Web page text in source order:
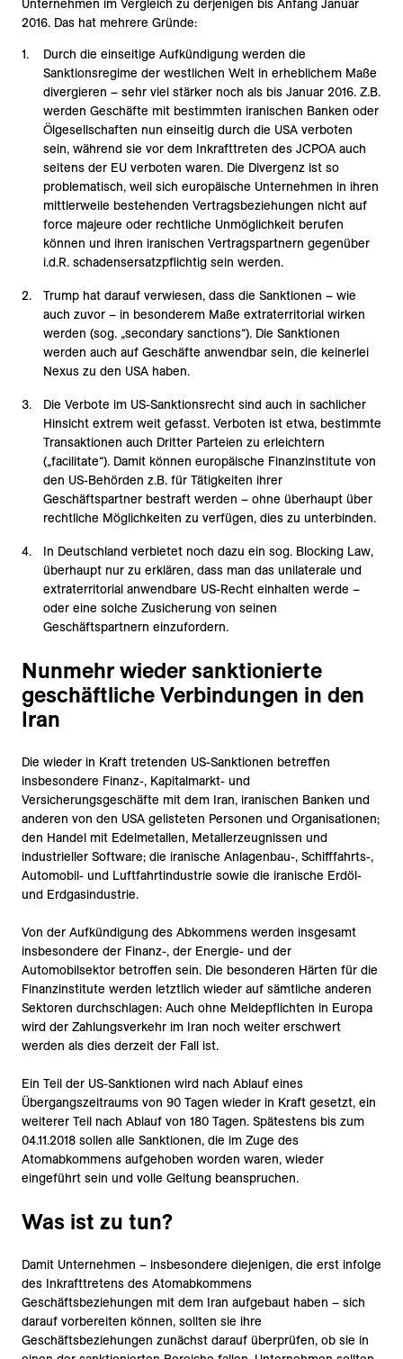
Unternehmen im Vergleich zu derjenigen bis Anfang Januar
2016. Das hat mehrere Gründe:
Durch die einseitige Aufkündigung werden die
Sanktionsregime der westlichen Welt in erheblichem Maße
divergieren – sehr viel stärker noch als bis Januar 2016. Z.B.
werden Geschäfte mit bestimmten iranischen Banken oder
Ölgesellschaften nun einseitig durch die USA verboten
sein, während sie vor dem Inkrafttreten des JCPOA auch
seitens der EU verboten waren. Die Divergenz ist so
problematisch, weil sich europäische Unternehmen in ihren
mittlerweile bestehenden Vertragsbeziehungen nicht auf
force majeure oder rechtliche Unmöglichkeit berufen
können und ihren iranischen Vertragspartnern gegenüber
i.d.R. schadensersatzpflichtig sein werden.
Trump hat darauf verwiesen, dass die Sanktionen – wie
auch zuvor – in besonderem Maße extraterritorial wirken
werden (sog. „secondary sanctions“). Die Sanktionen
werden auch auf Geschäfte anwendbar sein, die keinerlei
Nexus zu den USA haben.
Die Verbote im US-Sanktionsrecht sind auch in sachlicher
Hinsicht extrem weit gefasst. Verboten ist etwa, bestimmte
Transaktionen auch Dritter Parteien zu erleichtern
(„facilitate“). Damit können europäische Finanzinstitute von
den US-Behörden z.B. für Tätigkeiten ihrer
Geschäftspartner bestraft werden – ohne überhaupt über
rechtliche Möglichkeiten zu verfügen, dies zu unterbinden.
In Deutschland verbietet noch dazu ein sog. Blocking Law,
überhaupt nur zu erklären, dass man das unilaterale und
extraterritorial anwendbare US-Recht einhalten werde –
oder eine solche Zusicherung von seinen
Geschäftspartnern einzufordern.
Nunmehr wieder sanktionierte
geschäftliche Verbindungen in den
Iran
Die wieder in Kraft tretenden US-Sanktionen betreffen
insbesondere Finanz-, Kapitalmarkt- und
Versicherungsgeschäfte mit dem Iran, iranischen Banken und
anderen von den USA gelisteten Personen und Organisationen;
den Handel mit Edelmetallen, Metallerzeugnissen und
industrieller Software; die iranische Anlagenbau-, Schifffahrts-,
Automobil- und Luftfahrtindustrie sowie die iranische Erdöl-
und Erdgasindustrie.
Von der Aufkündigung des Abkommens werden insgesamt
insbesondere der Finanz-, der Energie- und der
Automobilsektor betroffen sein. Die besonderen Härten für die
Finanzinstitute werden letztlich wieder auf sämtliche anderen
Sektoren durchschlagen: Auch ohne Meldepflichten in Europa
wird der Zahlungsverkehr im Iran noch weiter erschwert
werden als dies derzeit der Fall ist.
Ein Teil der US-Sanktionen wird nach Ablauf eines
Übergangszeitraums von 90 Tagen wieder in Kraft gesetzt, ein
weiterer Teil nach Ablauf von 180 Tagen. Spätestens bis zum
04.11.2018 sollen alle Sanktionen, die im Zuge des
Atomabkommens aufgehoben worden waren, wieder
eingeführt sein und volle Geltung beanspruchen.
Was ist zu tun?
Damit Unternehmen – insbesondere diejenigen, die erst infolge
des Inkrafttretens des Atomabkommens
Geschäftsbeziehungen mit dem Iran aufgebaut haben – sich
darauf vorbereiten können, sollten sie ihre
Geschäftsbeziehungen zunächst darauf überprüfen, ob sie in